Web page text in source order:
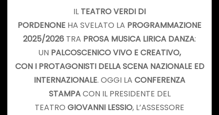
IL TEATROVERDI DI
PORDENONE HA SVELATO LA PROGRAMMAZIONE
2025/2026 TRA PROSA MUSICA LIRICA DANZA:
UN PALCOSCENICO VIVO E CREATIVO,
CON I PROTAGONISTI DELLA SCENA NAZIONALE ED
INTERNAZIONALE. OGGI LA CONFERENZA
STAMPACON IL PRESIDENTE DEL
TEATRO GIOVANNI LESSIO, L’ASSESSORE